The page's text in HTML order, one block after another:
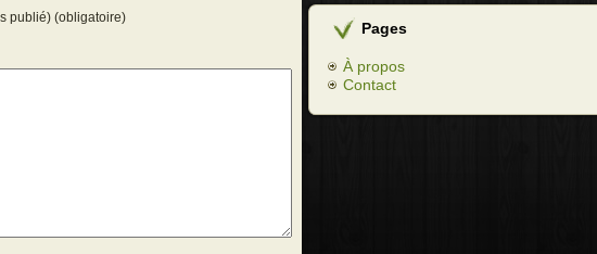
publié) (obligatoire)
Pages
À propos
Contact